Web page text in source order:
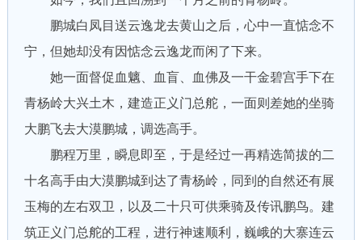
鹏城白凤目送云逸龙去黄山之后，心中一直惦念不
宁，但她却没有因惦念云逸龙而闲了下来。
她一面督促血魑、血盲、血佛及一干金碧宫手下在
青杨岭大兴土木，建造正义门总舵，一面则差她的坐骑
大鹏飞去大漠鹏城，调选高手。
鹏程万里，瞬息即至，于是经过一再精选简拔的二
十名高手由大漠鹏城到达了青杨岭，同到的自然还有展
玉梅的左右双卫，以及二十只可供乘骑及传讯鹏鸟。建
筑正义门总舵的工程，进行神速顺利，巍峨的大寨连云